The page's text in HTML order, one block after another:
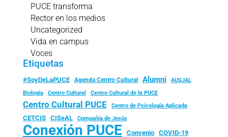
PUCE transforma
Rector en los medios
Uncategorized
Vida en campus
Voces
Etiquetas
#SoyDeLaPUCE Agenda Centro Cultural Alumni
AUSJAL
Biología
Centro Cultural Centro Cultural de la PUCE
Centro Cultural PUCE Centro de Psicología Aplicada
CETCIS CISeAL Compañía de Jesús
Conexión PUCE Convenio
COVID-19